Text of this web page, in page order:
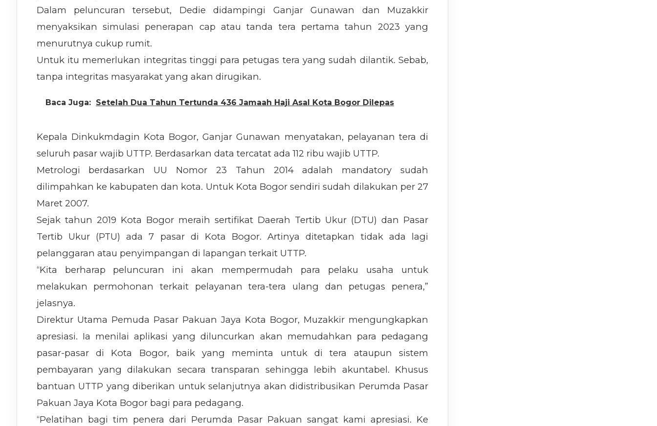
Dalam peluncuran tersebut, Dedie didampingi Ganjar Gunawan dan Muzakkir
menyaksikan simulasi penerapan cap atau tanda tera pertama tahun 2023 yang
menurutnya cukup rumit.
Untuk itu memerlukan integritas tinggi para petugas tera yang sudah dilantik. Sebab,
tanpa integritas masyarakat yang akan dirugikan.
Baca Juga: Setelah Dua Tahun Tertunda 436 Jamaah Haji Asal Kota Bogor Dilepas
Kepala Dinkukmdagin Kota Bogor, Ganjar Gunawan menyatakan, pelayanan tera di
seluruh pasar wajib UTTP. Berdasarkan data tercatat ada 112 ribu wajib UTTP.
Metrologi berdasarkan UU Nomor 23 Tahun 2014 adalah mandatory sudah
dilimpahkan ke kabupaten dan kota. Untuk Kota Bogor sendiri sudah dilakukan per 27
Maret 2007.
Sejak tahun 2019 Kota Bogor meraih sertifikat Daerah Tertib Ukur (DTU) dan Pasar
Tertib Ukur (PTU) ada 7 pasar di Kota Bogor. Artinya ditetapkan tidak ada lagi
pelanggaran atau penyimpangan di lapangan terkait UTTP.
“Kita berharap peluncuran ini akan mempermudah para pelaku usaha untuk
melakukan permohonan terkait pelayanan tera-tera ulang dan petugas penera,”
jelasnya.
Direktur Utama Pemuda Pasar Pakuan Jaya Kota Bogor, Muzakkir mengungkapkan
apresiasi. Ia menilai aplikasi yang diluncurkan akan memudahkan para pedagang
pasar-pasar di Kota Bogor, baik yang meminta untuk di tera ataupun sistem
pembayaran yang dilakukan secara transparan sehingga lebih akuntabel. Khusus
bantuan UTTP yang diberikan untuk selanjutnya akan didistribusikan Perumda Pasar
Pakuan Jaya Kota Bogor bagi para pedagang.
“Pelatihan bagi tim penera dari Perumda Pasar Pakuan sangat kami apresiasi. Ke